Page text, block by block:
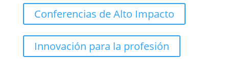
Conferencias de Alto Impacto
Innovación para la profesión